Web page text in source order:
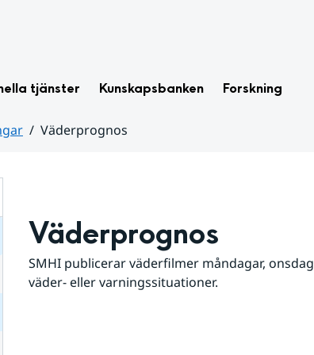
tjänster Kunskapsbanken Forskning
Väderprognos
Väderprognos
SMHI publicerar väderfilmer måndagar,
väder- eller varningssituationer.